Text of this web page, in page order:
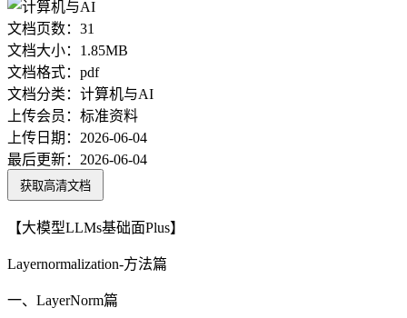
文档页数： 31
文档大小： 1.85MB
文档格式： pdf
文档分类： 计算机与AI
上传会员： 标准资料
上传日期： 2026-06-04
最后更新： 2026-06-04
获取高清文档
【大模型LLMs基础面Plus】
Layernormalization-方法篇
一、LayerNorm篇